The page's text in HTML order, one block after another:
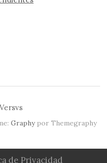
Versvs
Graphypor Themegraphy
de Privacidad